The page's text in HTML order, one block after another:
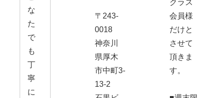
な
た
で
も
丁
寧
に
〒243-
0018
神奈川
県厚木
市中町3-
13-2
クラス
会員様
だけと
させて
頂きま
す。